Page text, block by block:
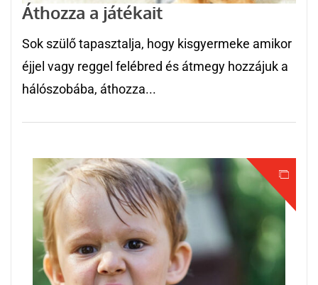
Áthozza a játékait
Sok szülő tapasztalja, hogy kisgyermeke amikor
éjjel vagy reggel felébred és átmegy hozzájuk a
hálószobába, áthozza...